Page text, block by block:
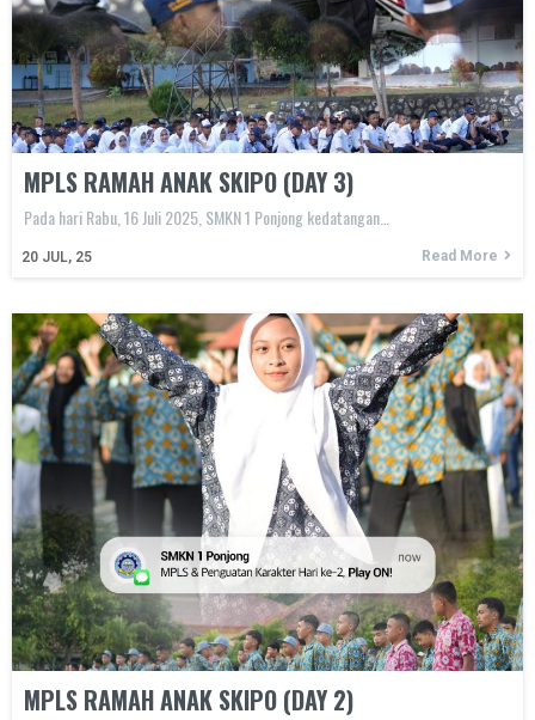
MPLS RAMAH ANAK SKIPO (DAY 3)
20 JUL, 25
Pada hari Rabu, 16 Juli 2025, SMKN 1 Ponjong kedatangan…
Read More
MPLS RAMAH ANAK SKIPO (DAY 2)